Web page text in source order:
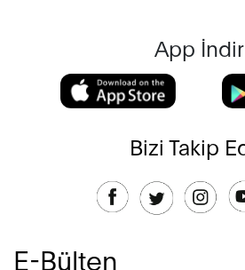
App İndir
Bizi Takip
E-Bülten